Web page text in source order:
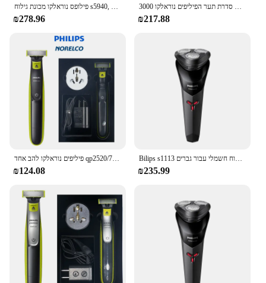
פילופס נוראלקו מכונת גילוח s5940, רטוב ויבש, ללא אריזה מקורית, תשלום מהיר, מערכת להב דיוק
₪278.96
סדרת תער הפיליפים נוראלקו 3000 S3212, ללא קופסא מקורית, ציר 5D & ראשים, גילוח רטוב או יבש, להבים מנחם
₪217.88
פיליפים נוראלקו להב אחד qp2520/70, אין קופסא מקורית, רטוב/יבש עם 3 קוצים, עד 45 דקות של זמן שימוש
₪124.08
Bilips s1113 גילוח חשמלי עבור גברים usb טעינה אבקה נירוסטה להבים נירוסטה עיצוב ארגונומי ראש צף משולש צף מבוגרים
₪235.99